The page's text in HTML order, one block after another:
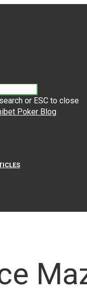
or ESC to close